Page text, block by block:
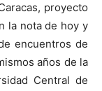
proyecto
la nota de hoy y
encuentros de
años de la
Central de